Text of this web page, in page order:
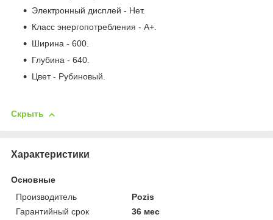
Электронный дисплей - Нет.
Класс энергопотребления - А+.
Ширина - 600.
Глубина - 640.
Цвет - Рубиновый.
Скрыть
Характеристики
Основные
Производитель
Pozis
Гарантийный срок
36 мес